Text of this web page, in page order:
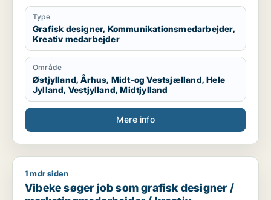
branchen og grafisk design. Vi arbejder med
magasiner, kampagner, plakater, styling til billeder,
mode og livsstil, trends og markedsføring. jeg søger
praktikplads indefor grafisk design, kampagner,
reklamer, SoMe, magasiner, reklame bureau, mode
brands, livsstil brands, stylist og generelt alt der har
med visuel kommunikation at gøre.
Type
Grafisk designer, Kommunikationsmedarbejder,
Kreativ medarbejder
Område
Østjylland, Århus, Midt-og Vestsjælland, Hele
Jylland, Vestjylland, Midtjylland
Mere info
Vibeke søger job som grafisk designer /
1 mdr siden
Vibeke søger job som grafisk designer /